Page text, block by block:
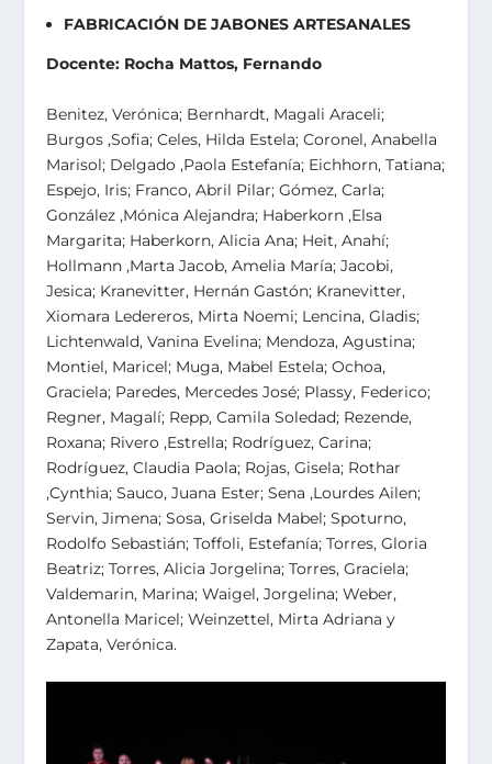
FABRICACIÓN DE JABONES ARTESANALES
Docente: Rocha Mattos, Fernando
Benitez, Verónica; Bernhardt, Magali Araceli;
Burgos ,Sofia; Celes, Hilda Estela; Coronel, Anabella
Marisol; Delgado ,Paola Estefanía; Eichhorn, Tatiana;
Espejo, Iris; Franco, Abril Pilar; Gómez, Carla;
González ,Mónica Alejandra; Haberkorn ,Elsa
Margarita; Haberkorn, Alicia Ana; Heit, Anahí;
Hollmann ,Marta Jacob, Amelia María; Jacobi,
Jesica; Kranevitter, Hernán Gastón; Kranevitter,
Xiomara Ledereros, Mirta Noemi; Lencina, Gladis;
Lichtenwald, Vanina Evelina; Mendoza, Agustina;
Montiel, Maricel; Muga, Mabel Estela; Ochoa,
Graciela; Paredes, Mercedes José; Plassy, Federico;
Regner, Magalí; Repp, Camila Soledad; Rezende,
Roxana; Rivero ,Estrella; Rodríguez, Carina;
Rodríguez, Claudia Paola; Rojas, Gisela; Rothar
,Cynthia; Sauco, Juana Ester; Sena ,Lourdes Ailen;
Servin, Jimena; Sosa, Griselda Mabel; Spoturno,
Rodolfo Sebastián; Toffoli, Estefanía; Torres, Gloria
Beatriz; Torres, Alicia Jorgelina; Torres, Graciela;
Valdemarin, Marina; Waigel, Jorgelina; Weber,
Antonella Maricel; Weinzettel, Mirta Adriana y
Zapata, Verónica.